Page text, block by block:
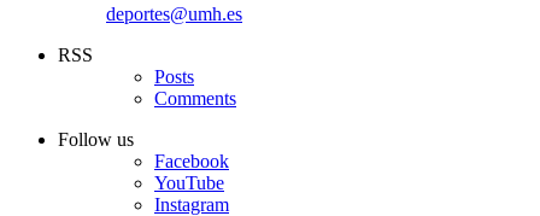
deportes@umh.es
RSS
Posts
Comments
Follow us
Facebook
YouTube
Instagram